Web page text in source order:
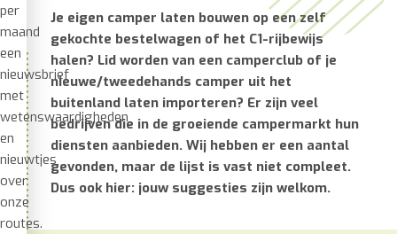
per
maand
een
nieuwsbrief
met
wetenswaardigheden
en
nieuwtjes
over
onze
routes.
Je eigen camper laten bouwen op een zelf
gekochte bestelwagen of het C1-rijbewijs
halen? Lid worden van een camperclub of je
nieuwe/tweedehands camper uit het
buitenland laten importeren? Er zijn veel
bedrijven die in de groeiende campermarkt hun
diensten aanbieden. Wij hebben er een aantal
gevonden, maar de lijst is vast niet compleet.
Dus ook hier: jouw suggesties zijn welkom.